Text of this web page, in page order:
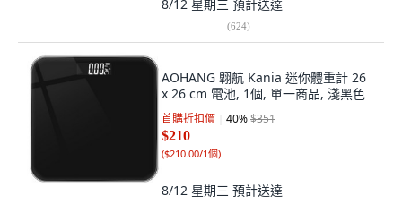
8/12 星期三 預計送達
(624)
AOHANG 翺航 Kania 迷你體重計 26
x 26 cm 電池, 1個, 單一商品, 淺黑色
首購折扣價 40%$351
$210
($210.00/1個)
8/12 星期三 預計送達